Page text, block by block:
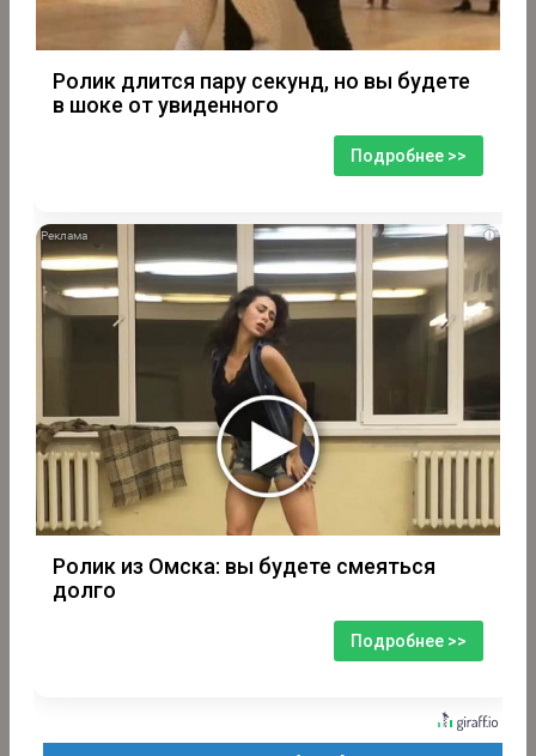
Ролик длится пару секунд, но вы будете
в шоке от увиденного
Подробнее >>
i
Ролик из Омска: вы будете смеяться
долго
Подробнее >>